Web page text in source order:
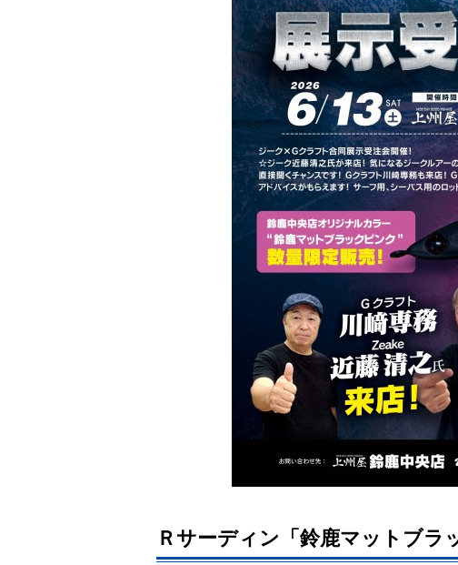
Ｒサーディン「鈴鹿マットブラ